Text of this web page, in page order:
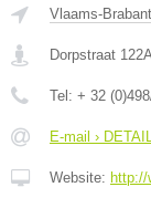
Vlaams-Brabant
Dorpstraat
Tel: + 32
E-mail ›
Website: http://